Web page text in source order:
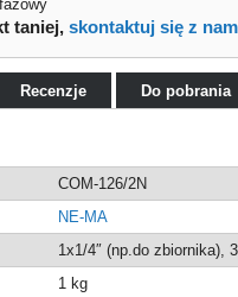
taniej,skontaktuj się z
Recenzje Do pobrania
COM-126/2N
NE-MA
1x1/4″ (np.do zbiornika),
1 kg